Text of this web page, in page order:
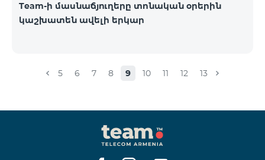
Team-ի մասնաճյուղերը տոնական օրերին
կաշխատեն ավելի երկար
5 6 7 8 9 10 11 12 13